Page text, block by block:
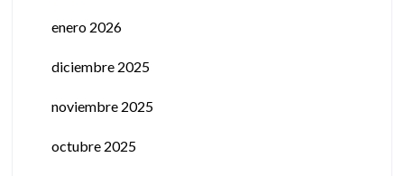
enero 2026
diciembre 2025
noviembre 2025
octubre 2025